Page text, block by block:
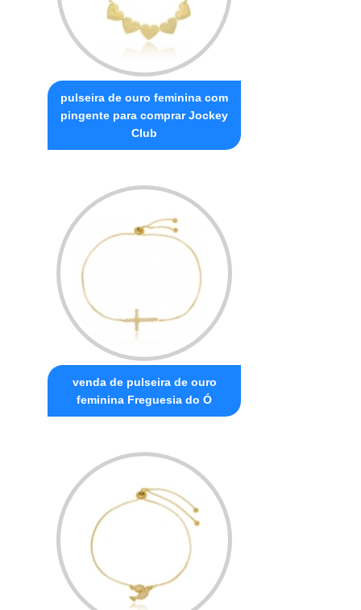
pulseira de ouro feminina com
pingente para comprar Jockey
Club
venda de pulseira de ouro
feminina Freguesia do Ó